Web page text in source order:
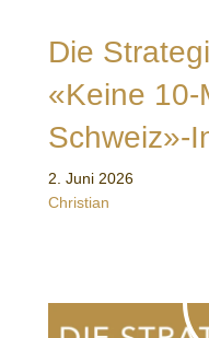
Die
«Keine 10-
Schweiz»-
2. Juni 2026
Christian